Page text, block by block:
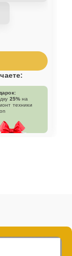
25% на
техники